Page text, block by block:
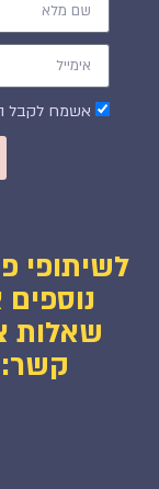
אשמח לקבל
לשיתופי
נוספים
שאלות
קשר: